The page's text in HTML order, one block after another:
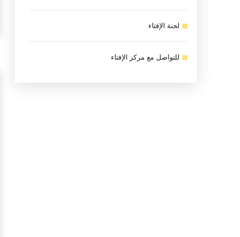
لجنة الإفتاء
للتواصل مع مركز الإفتاء